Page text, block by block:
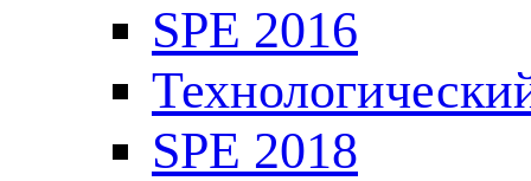
SPE 2016
SPE 2018